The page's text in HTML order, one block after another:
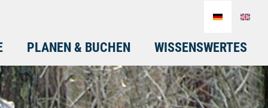
PLANEN & BUCHEN WISSENSWERTES